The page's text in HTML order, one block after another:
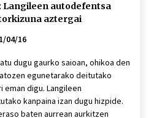
07
margoak ikusgai
03
Paul McCartney eta Ringo Starr-en
Langileen autodefentsa
aztergai
04/16
dugu gaurko saioan, ohikoa den
egunetarako deitutako
digu. Langileen
kanpaina izan dugu hizpide.
baten aurrean aurkitzen